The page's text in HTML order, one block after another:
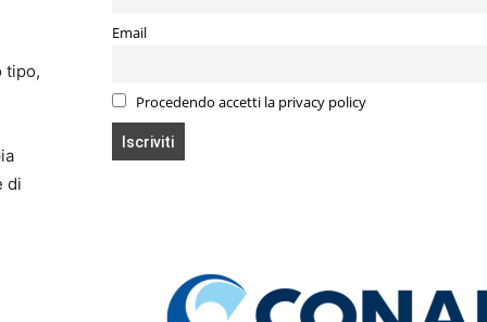
tipo,
di
Email
Procedendo accetti la privacy policy